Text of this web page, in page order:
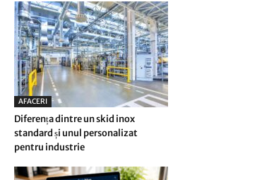
AFACERI
Diferența dintre un skid inox
standard și unul personalizat
pentru industrie